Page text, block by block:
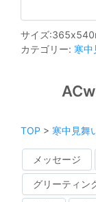
サイズ:365x540
カテゴリー: 寒中
TOP > 寒中見舞
メッセージ
グリーティン